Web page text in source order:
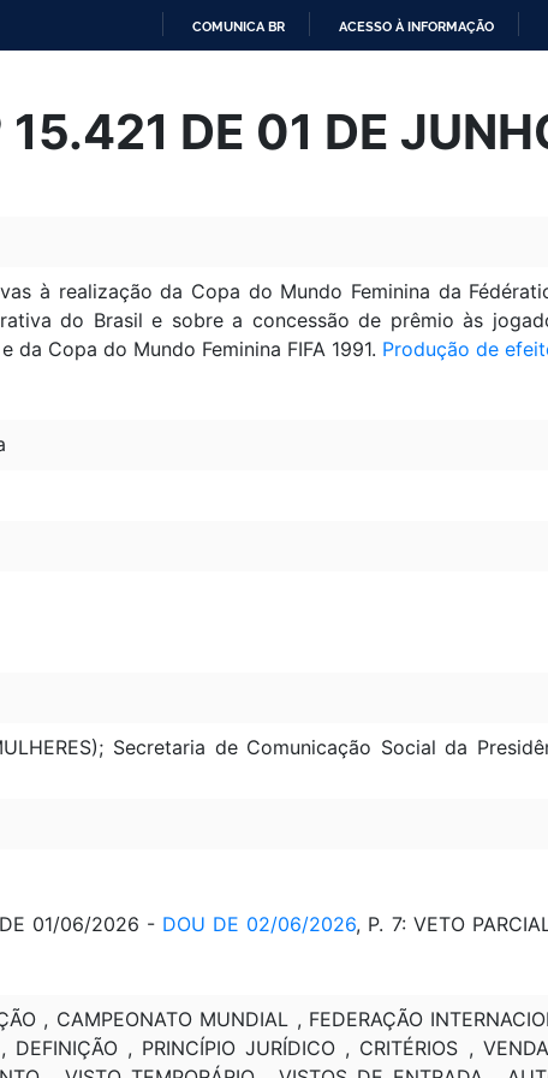
O
CONTEÚDO
COMUNICA BR ACESSO À INFORMAÇÃO
15.421 DE 01 DE
à realização da Copa do Mundo Feminina da
do Brasil e sobre a concessão de prêmio às
da Copa do Mundo Feminina FIFA 1991. Produção de
Secretaria de Comunicação Social da
01/06/2026 - DOU DE 02/06/2026, P. 7: VETO
, CAMPEONATO MUNDIAL , FEDERAÇÃO
, PRINCÍPIO JURÍDICO , CRITÉRIOS ,